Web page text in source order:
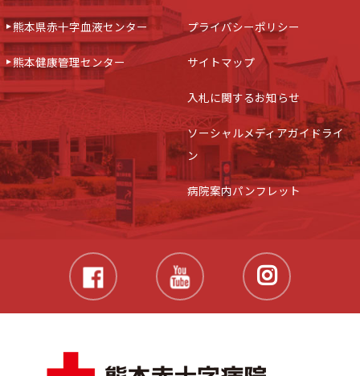
熊本県赤十字血液センター
熊本健康管理センター
プライバシーポリシー
サイトマップ
入札に関するお知らせ
ソーシャルメディアガイドライ
ン
病院案内パンフレット